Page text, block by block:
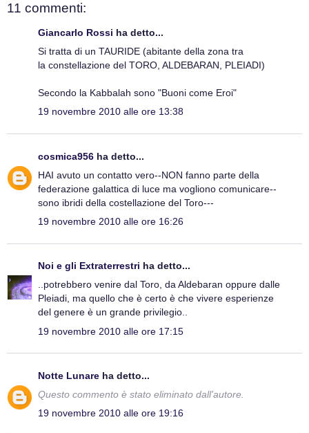
11 commenti:
Giancarlo Rossi ha detto...
Si tratta di un TAURIDE (abitante della zona tra
la constellazione del TORO, ALDEBARAN, PLEIADI)
Secondo la Kabbalah sono "Buoni come Eroi"
19 novembre 2010 alle ore 13:38
cosmica956 ha detto...
HAI avuto un contatto vero--NON fanno parte della
federazione galattica di luce ma vogliono comunicare--
sono ibridi della costellazione del Toro---
19 novembre 2010 alle ore 16:26
Noi e gli Extraterrestri ha detto...
..potrebbero venire dal Toro, da Aldebaran oppure dalle
Pleiadi, ma quello che è certo è che vivere esperienze
del genere è un grande privilegio..
19 novembre 2010 alle ore 17:15
Notte Lunare ha detto...
Questo commento è stato eliminato dall'autore.
19 novembre 2010 alle ore 19:16